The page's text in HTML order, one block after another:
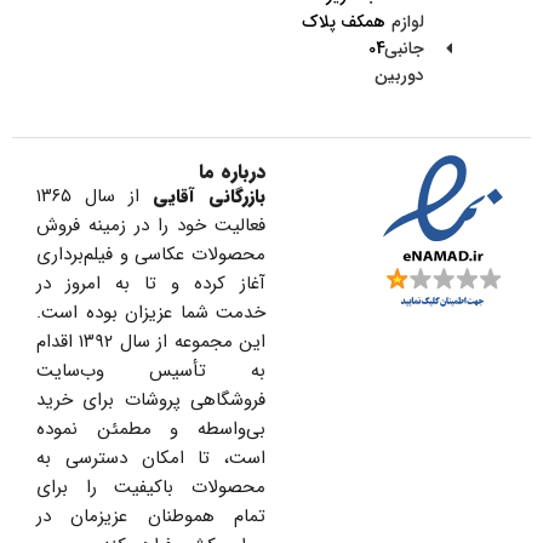
لوازم
جانبی
دوربین
همکف پلاک
04
درباره ما
بازرگانی آقایی
از سال ۱۳۶۵
فعالیت خود را در زمینه فروش
محصولات عکاسی و فیلم‌برداری
آغاز کرده و تا به امروز در
خدمت شما عزیزان بوده است.
این مجموعه از سال ۱۳۹۲ اقدام
به تأسیس وب‌سایت
فروشگاهی پروشات برای خرید
بی‌واسطه و مطمئن نموده
است، تا امکان دسترسی به
محصولات باکیفیت را برای
تمام هموطنان عزیزمان در